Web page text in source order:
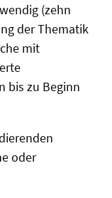
(zehn
der Thematik
mit
bis zu Beginn
oder